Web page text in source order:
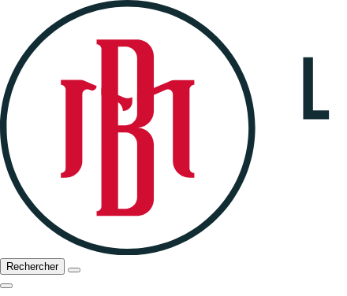
Rechercher